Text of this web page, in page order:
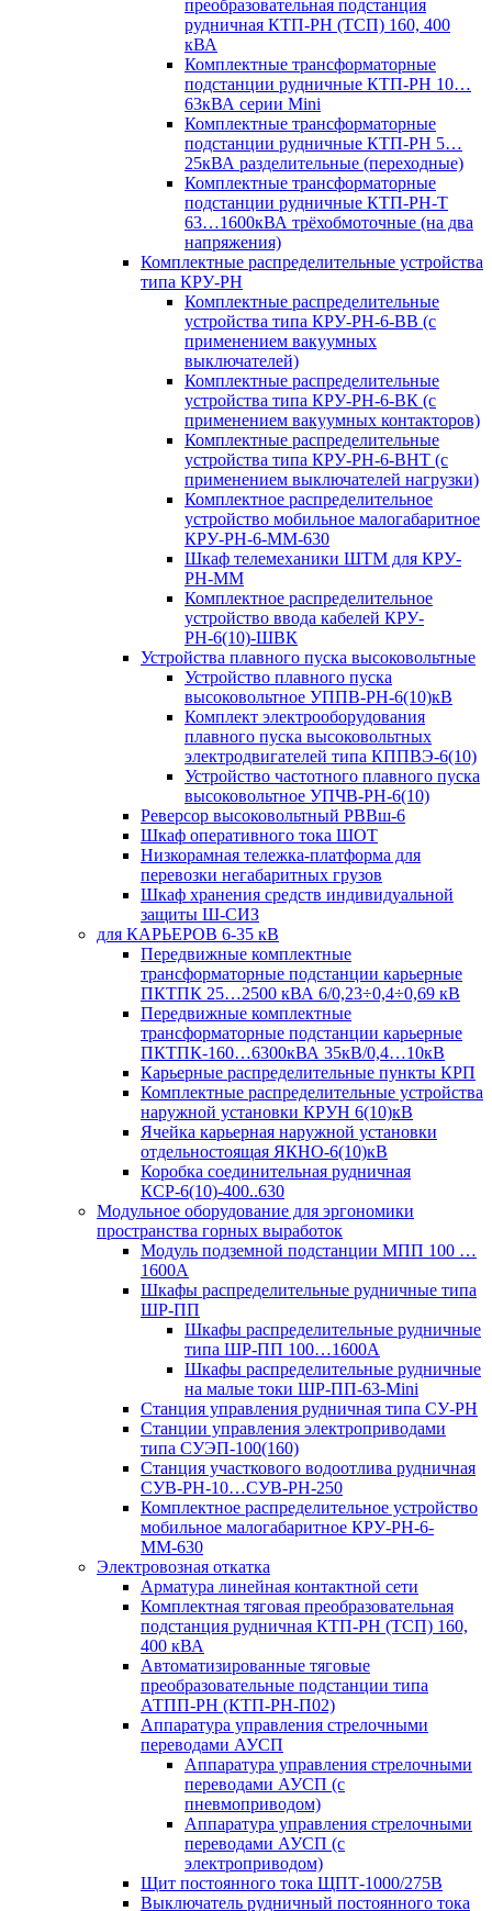
преобразовательная подстанция
рудничная КТП-РН (ТСП) 160, 400
кВА
Комплектные трансформаторные
подстанции рудничные КТП-РН 10…
63кВА серии Mini
Комплектные трансформаторные
подстанции рудничные КТП-РН 5…
25кВА разделительные (переходные)
Комплектные трансформаторные
подстанции рудничные КТП-РН-Т
63…1600кВА трёхобмоточные (на два
напряжения)
Комплектные распределительные устройства
типа КРУ-РН
Комплектные распределительные
устройства типа КРУ-РН-6-ВВ (с
применением вакуумных
выключателей)
Комплектные распределительные
устройства типа КРУ-РН-6-ВК (с
применением вакуумных контакторов)
Комплектные распределительные
устройства типа КРУ-РН-6-ВНТ (с
применением выключателей нагрузки)
Комплектное распределительное
устройство мобильное малогабаритное
КРУ-РН-6-ММ-630
Шкаф телемеханики ШТМ для КРУ-
РН-ММ
Комплектное распределительное
устройство ввода кабелей КРУ-
РН-6(10)-ШВК
Устройства плавного пуска высоковольтные
Устройство плавного пуска
высоковольтное УППВ-РН-6(10)кВ
Комплект электрооборудования
плавного пуска высоковольтных
электродвигателей типа КППВЭ-6(10)
Устройство частотного плавного пуска
высоковольтное УПЧВ-РН-6(10)
Реверсор высоковольтный РВВш-6
Шкаф оперативного тока ШОТ
Низкорамная тележка-платформа для
перевозки негабаритных грузов
Шкаф хранения средств индивидуальной
защиты Ш-СИЗ
для КАРЬЕРОВ 6-35 кВ
Передвижные комплектные
трансформаторные подстанции карьерные
ПКТПК 25…2500 кВА 6/0,23÷0,4÷0,69 кВ
Передвижные комплектные
трансформаторные подстанции карьерные
ПКТПК-160…6300кВА 35кВ/0,4…10кВ
Карьерные распределительные пункты КРП
Комплектные распределительные устройства
наружной установки КРУН 6(10)кВ
Ячейка карьерная наружной установки
отдельностоящая ЯКНО-6(10)кВ
Коробка соединительная рудничная
КСР-6(10)-400..630
Модульное оборудование для эргономики
пространства горных выработок
Модуль подземной подстанции МПП 100 …
1600А
Шкафы распределительные рудничные типа
ШР-ПП
Шкафы распределительные рудничные
типа ШР-ПП 100…1600А
Шкафы распределительные рудничные
на малые токи ШР-ПП-63-Mini
Станция управления рудничная типа СУ-РН
Станции управления электроприводами
типа СУЭП-100(160)
Станция участкового водоотлива рудничная
СУВ-РН-10…СУВ-РН-250
Комплектное распределительное устройство
мобильное малогабаритное КРУ-РН-6-
ММ-630
Электровозная откатка
Арматура линейная контактной сети
Комплектная тяговая преобразовательная
подстанция рудничная КТП-РН (ТСП) 160,
400 кВА
Автоматизированные тяговые
преобразовательные подстанции типа
АТПП-РН (КТП-РН-П02)
Аппаратура управления стрелочными
переводами АУСП
Аппаратура управления стрелочными
переводами АУСП (с
пневмоприводом)
Аппаратура управления стрелочными
переводами АУСП (с
электроприводом)
Щит постоянного тока ЩПТ-1000/275В
Выключатель рудничный постоянного тока